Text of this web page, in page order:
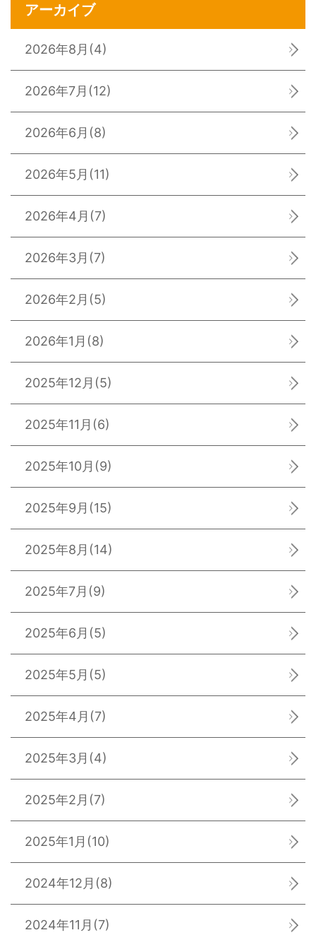
アーカイブ
2026年8月 (4)
2026年7月 (12)
2026年6月 (8)
2026年5月 (11)
2026年4月 (7)
2026年3月 (7)
2026年2月 (5)
2026年1月 (8)
2025年12月 (5)
2025年11月 (6)
2025年10月 (9)
2025年9月 (15)
2025年8月 (14)
2025年7月 (9)
2025年6月 (5)
2025年5月 (5)
2025年4月 (7)
2025年3月 (4)
2025年2月 (7)
2025年1月 (10)
2024年12月 (8)
2024年11月 (7)